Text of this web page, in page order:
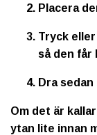
Placera
Tryck
så den får
Dra
Om det är
ytan lite innan